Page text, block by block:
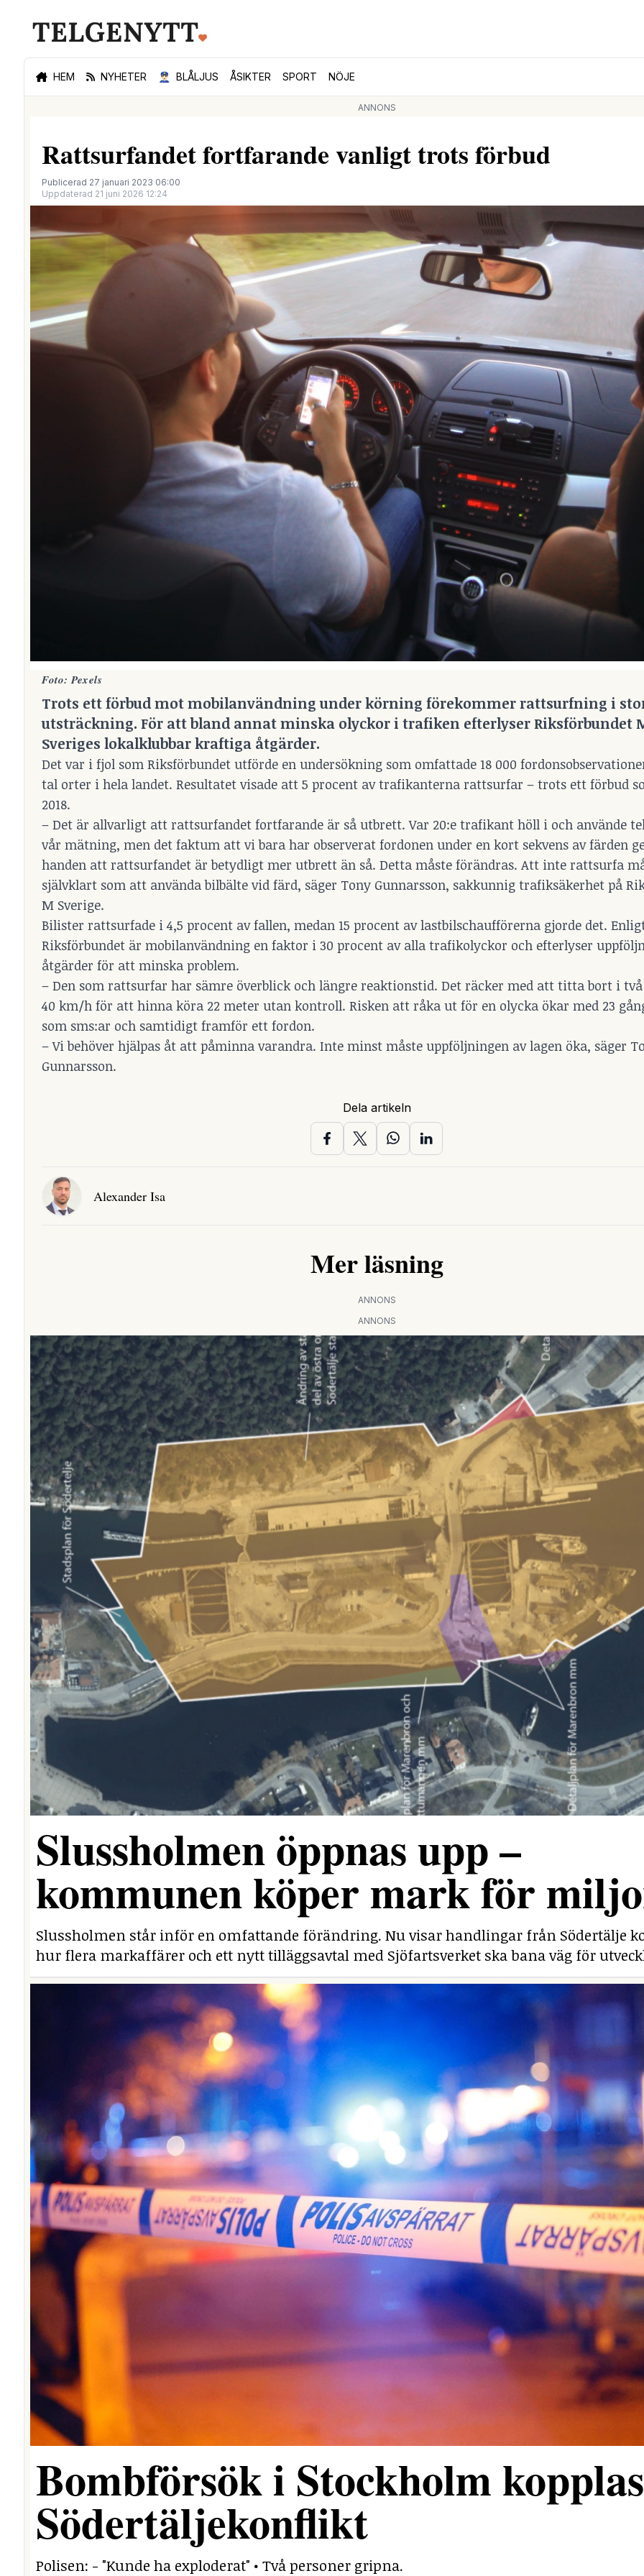
HEM NYHETER 👮🏻‍♂️ BLÅLJUS ÅSIKTER SPORT NÖJE
ANNONS
Rattsurfandet fortfarande vanligt trots förbud
Publicerad 27 januari 2023 06:00
Uppdaterad 21 juni 2026 12:24
Foto: Pexels
Trots ett förbud mot mobilanvändning under körning förekommer rattsurfning i
utsträckning. För att bland annat minska olyckor i trafiken efterlyser Riksförbundet
Sveriges lokalklubbar kraftiga åtgärder.
Det var i fjol som Riksförbundet utförde en undersökning som omfattade 18 000
tal orter i hela landet. Resultatet visade att 5 procent av trafikanterna rattsurfar – trots ett förbud
2018.
– Det är allvarligt att rattsurfandet fortfarande är så utbrett. Var 20:e trafikant höll i och använde
vår mätning, men det faktum att vi bara har observerat fordonen under en kort sekvens av färden
handen att rattsurfandet är betydligt mer utbrett än så. Detta måste förändras. Att inte rattsurfa
självklart som att använda bilbälte vid färd, säger Tony Gunnarsson, sakkunnig trafiksäkerhet på
M Sverige.
Bilister rattsurfade i 4,5 procent av fallen, medan 15 procent av lastbilschaufförerna gjorde det.
Riksförbundet är mobilanvändning en faktor i 30 procent av alla trafikolyckor och efterlyser
åtgärder för att minska problem.
– Den som rattsurfar har sämre överblick och längre reaktionstid. Det räcker med att titta bort i
40 km/h för att hinna köra 22 meter utan kontroll. Risken att råka ut för en olycka ökar med 23
som sms:ar och samtidigt framför ett fordon.
– Vi behöver hjälpas åt att påminna varandra. Inte minst måste uppföljningen av lagen öka, säger
Gunnarsson.
Dela artikeln
Alexander Isa
Mer läsning
ANNONS
ANNONS
Slussholmen öppnas upp –
kommunen köper mark för
Slussholmen står inför en omfattande förändring. Nu visar handlingar från Södertälje
hur flera markaffärer och ett nytt tilläggsavtal med Sjöfartsverket ska bana väg för
Bombförsök i Stockholm
Södertäljekonflikt
Polisen: - "Kunde ha exploderat" • Två personer gripna.